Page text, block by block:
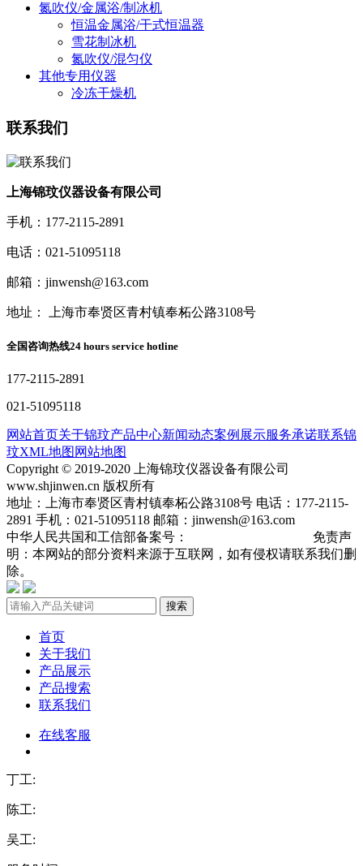
氮吹仪/金属浴/制冰机
恒温金属浴/干式恒温器
雪花制冰机
氮吹仪/混匀仪
其他专用仪器
冷冻干燥机
联系我们
上海锦玟仪器设备有限公司
手机：177-2115-2891
电话：021-51095118
邮箱：jinwensh@163.com
地址： 上海市奉贤区青村镇奉柘公路3108号
全国咨询热线24 hours service hotline
177-2115-2891
021-51095118
网站首页关于锦玟产品中心新闻动态案例展示服务承诺联系锦
玟XML地图 网站地图
Copyright © 2019-2020 上海锦玟仪器设备有限公司
www.shjinwen.cn 版权所有
地址：上海市奉贤区青村镇奉柘公路3108号 电话：177-2115-
2891 手机：021-51095118 邮箱：jinwensh@163.com
中华人民共国和工信部备案号：
免责声
明：本网站的部分资料来源于互联网，如有侵权请联系我们删
除。
搜索
首页
关于我们
产品展示
产品搜索
联系我们
在线客服
丁工:
陈工:
吴工: